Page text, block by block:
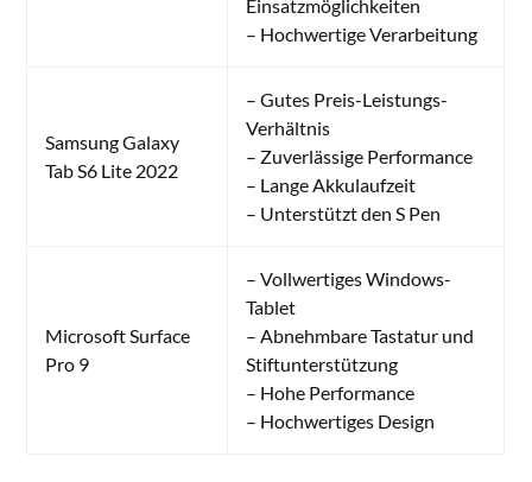
Einsatzmöglichkeiten
– Hochwertige Verarbeitung
Samsung Galaxy
Tab S6 Lite 2022
– Gutes Preis-Leistungs-
Verhältnis
– Zuverlässige Performance
– Lange Akkulaufzeit
– Unterstützt den S Pen
Microsoft Surface
Pro 9
– Vollwertiges Windows-
Tablet
– Abnehmbare Tastatur und
Stiftunterstützung
– Hohe Performance
– Hochwertiges Design